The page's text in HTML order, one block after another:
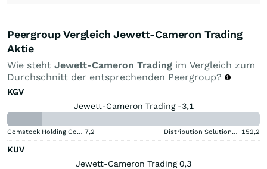
Peergroup Vergleich Jewett-Cameron Trading
Aktie
Wie steht Jewett-Cameron Trading im Vergleich zum
Durchschnitt der entsprechenden Peergroup?
KGV
Jewett-Cameron Trading -3,1
Comstock Holding Companies Registered (A) 7,2 Distribution Solutions Group 152,2
KUV
Jewett-Cameron Trading 0,3